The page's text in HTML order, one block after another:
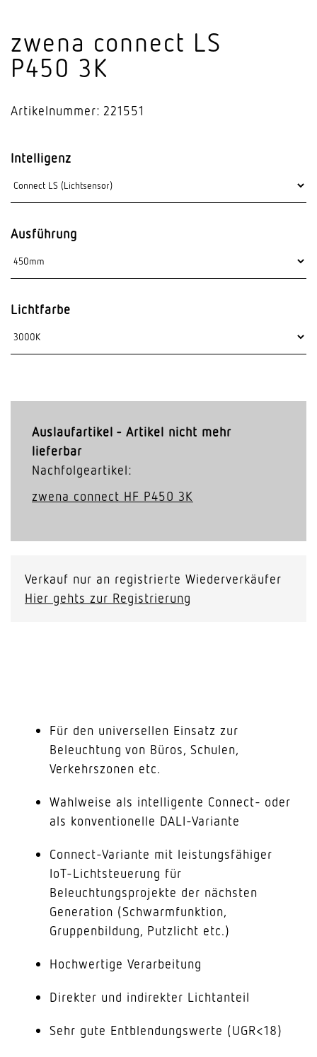
zwena connect LS
P450 3K
Artikelnummer: 221551
Intelligenz
Ausführung
Lichtfarbe
Auslaufartikel - Artikel nicht mehr
lieferbar
Nachfolgeartikel:
zwena connect HF P450 3K
Verkauf nur an registrierte Wiederverkäufer
Hier gehts zur Registrierung
Für den universellen Einsatz zur
Beleuchtung von Büros, Schulen,
Verkehrszonen etc.
Wahlweise als intelligente Connect- oder
als konventionelle DALI-Variante
Connect-Variante mit leistungsfähiger
IoT-Lichtsteuerung für
Beleuchtungsprojekte der nächsten
Generation (Schwarmfunktion,
Gruppenbildung, Putzlicht etc.)
Hochwertige Verarbeitung
Direkter und indirekter Lichtanteil
Sehr gute Entblendungswerte (UGR<18)